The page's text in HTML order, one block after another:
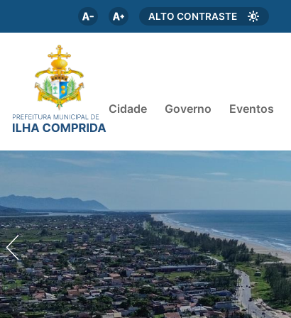
ALTO CONTRASTE
Cidade Governo Eventos